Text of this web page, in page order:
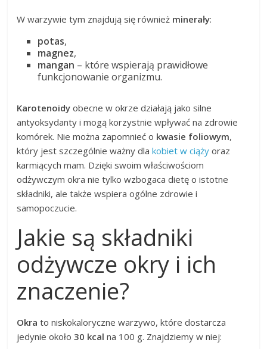
W warzywie tym znajdują się również minerały:
potas,
magnez,
mangan – które wspierają prawidłowe
funkcjonowanie organizmu.
Karotenoidy obecne w okrze działają jako silne
antyoksydanty i mogą korzystnie wpływać na zdrowie
komórek. Nie można zapomnieć o kwasie foliowym,
który jest szczególnie ważny dlakobiet w ciąży oraz
karmiących mam. Dzięki swoim właściwościom
odżywczym okra nie tylko wzbogaca dietę o istotne
składniki, ale także wspiera ogólne zdrowie i
samopoczucie.
Jakie są składniki
odżywcze okry i ich
znaczenie?
Okra to niskokaloryczne warzywo, które dostarcza
jedynie około30 kcal na 100 g. Znajdziemy w niej: